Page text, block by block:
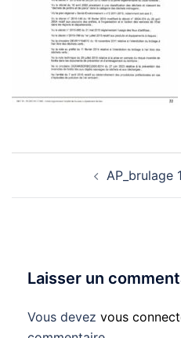
AP_brulage
Laisser un
Vous devez vous